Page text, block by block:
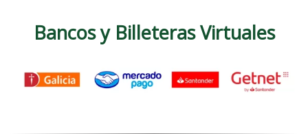
Bancos y Billeteras Virtuales